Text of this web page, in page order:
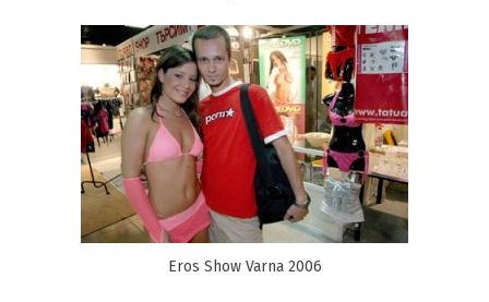
Eros Show Varna 2006